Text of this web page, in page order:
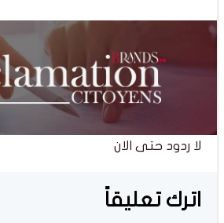
لا ردود حتى الان
اترك تعليقاً